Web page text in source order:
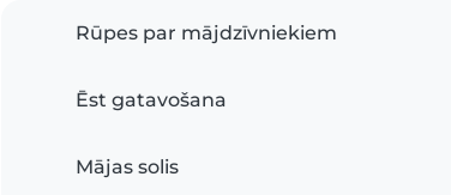
Rūpes par mājdzīvniekiem
Ēst gatavošana
Mājas solis